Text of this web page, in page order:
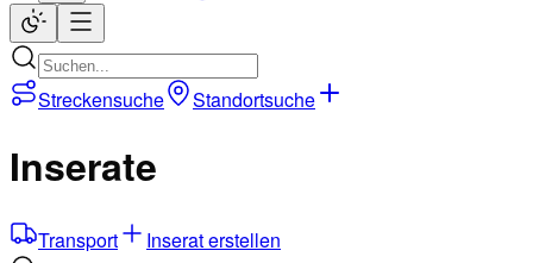
Streckensuche Standortsuche
Inserate
Transport Inserat erstellen